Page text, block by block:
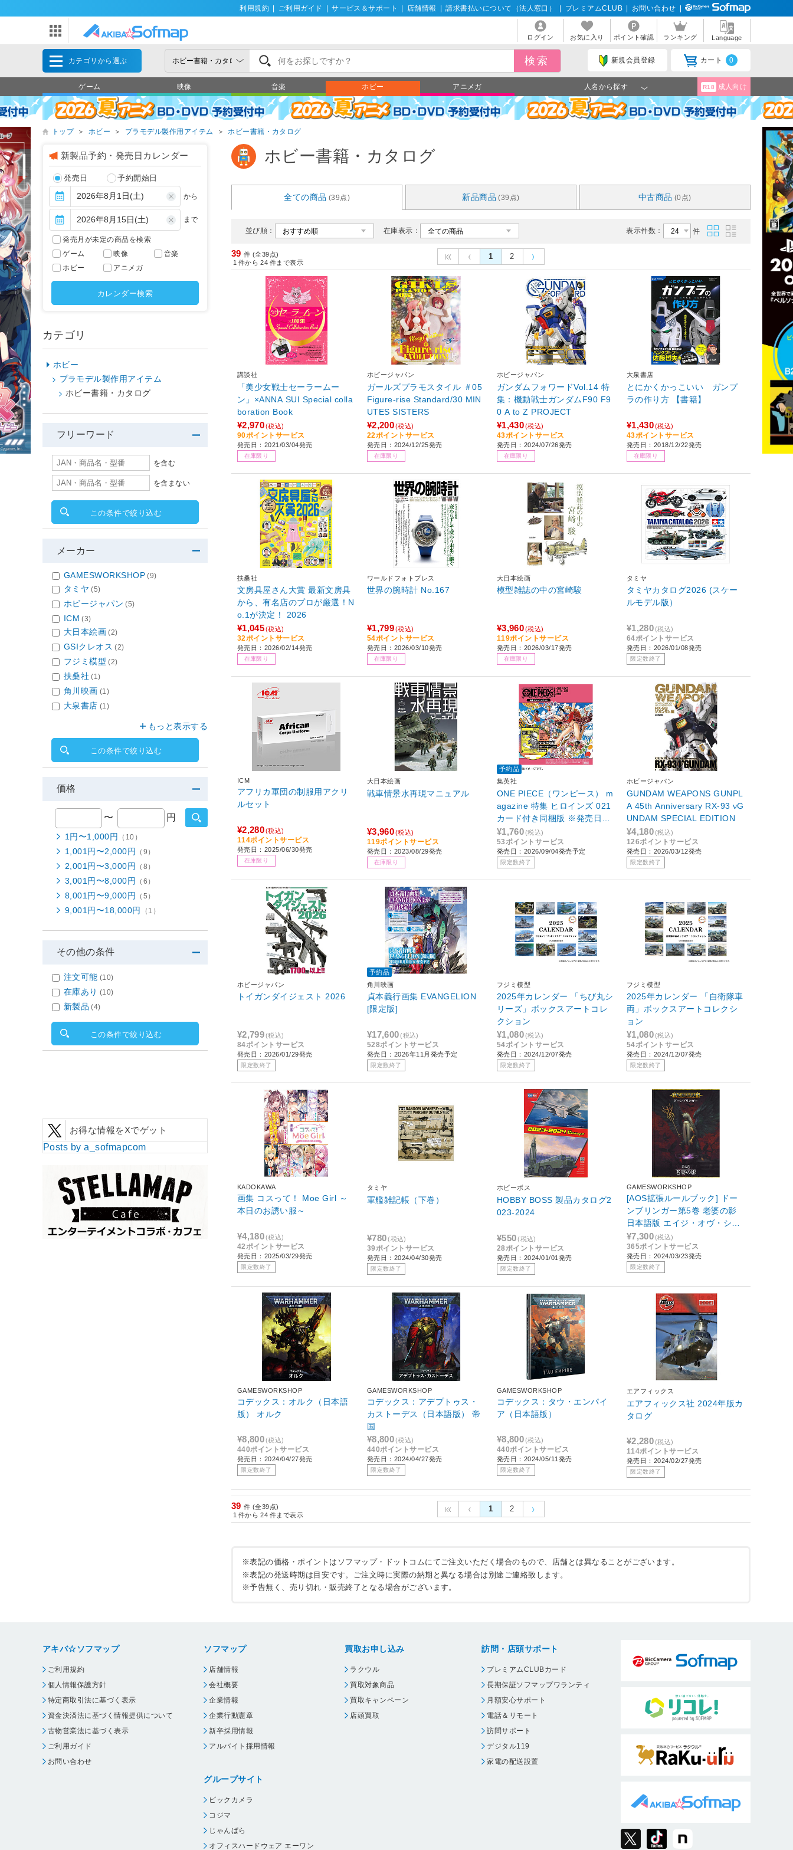
利用規約 ご利用ガイド サービス＆サポート 店舗情報 請求書払いについて（法人窓口） プレミアムCLUB お問い合わせ
ログイン お気に入り ポイント確認 ランキング Language
カテゴリから選ぶ 新規会員登録 カート 0
ゲーム 映像 音楽 ホビー アニメガ 人名から探す R18 成人向け
トップ ＞ ホビー ＞ プラモデル製作用アイテム ＞ ホビー書籍・カタログ
ホビー書籍・カタログ
全ての商品 (39点) 新品商品 (39点) 中古商品 (0点)
並び順： 在庫表示： 表示件数： 件
39 件 (全39点)
1 件から 24 件まで表示
1 2
講談社
「美少女戦士セーラームー
ン」×ANNA SUI Special colla
boration Book
¥2,970(税込)
90ポイントサービス
発売日：2021/03/04発売
在庫限り
ホビージャパン
ガールズプラモスタイル ＃05
Figure-rise Standard/30 MIN
UTES SISTERS
¥2,200(税込)
22ポイントサービス
発売日：2024/12/25発売
在庫限り
ホビージャパン
ガンダムフォワードVol.14 特
集：機動戦士ガンダムF90 F9
0 A to Z PROJECT
¥1,430(税込)
43ポイントサービス
発売日：2024/07/26発売
在庫限り
大泉書店
とにかくかっこいい ガンプ
ラの作り方 【書籍】
¥1,430(税込)
43ポイントサービス
発売日：2018/12/22発売
在庫限り
扶桑社
文房具屋さん大賞 最新文房具
から、有名店のプロが厳選！N
o.1が決定！ 2026
¥1,045(税込)
32ポイントサービス
発売日：2026/02/14発売
在庫限り
ワールドフォトプレス
世界の腕時計 No.167
¥1,799(税込)
54ポイントサービス
発売日：2026/03/10発売
在庫限り
大日本絵画
模型雑誌の中の宮崎駿
¥3,960(税込)
119ポイントサービス
発売日：2026/03/17発売
在庫限り
タミヤ
タミヤカタログ2026 (スケー
ルモデル版）
¥1,280(税込)
64ポイントサービス
発売日：2026/01/08発売
限定数終了
ICM
アフリカ軍団の制服用アクリ
ルセット
¥2,280(税込)
114ポイントサービス
発売日：2025/06/30発売
在庫限り
大日本絵画
戦車情景水再現マニュアル
¥3,960(税込)
119ポイントサービス
発売日：2023/08/29発売
在庫限り
予約品
集英社
ONE PIECE（ワンピース） m
agazine 特集 ヒロインズ 021
カード付き同梱版 ※発売日以
降のお届け
¥1,760(税込)
53ポイントサービス
発売日：2026/09/04発売予定
限定数終了
ホビージャパン
GUNDAM WEAPONS GUNPL
A 45th Anniversary RX-93 νG
UNDAM SPECIAL EDITION
¥4,180(税込)
126ポイントサービス
発売日：2026/03/12発売
限定数終了
ホビージャパン
トイガンダイジェスト 2026
¥2,799(税込)
84ポイントサービス
発売日：2026/01/29発売
限定数終了
予約品
角川映画
貞本義行画集 EVANGELION
[限定版]
¥17,600(税込)
528ポイントサービス
発売日：2026年11月発売予定
限定数終了
フジミ模型
2025年カレンダー 「ちび丸シ
リーズ」ボックスアートコレ
クション
¥1,080(税込)
54ポイントサービス
発売日：2024/12/07発売
限定数終了
フジミ模型
2025年カレンダー 「自衛隊車
両」ボックスアートコレクシ
ョン
¥1,080(税込)
54ポイントサービス
発売日：2024/12/07発売
限定数終了
KADOKAWA
画集 コスって！ Moe Girl ～
本日のお誘い服～
¥4,180(税込)
42ポイントサービス
発売日：2025/03/29発売
限定数終了
タミヤ
軍艦雑記帳（下巻）
¥780 (税込)
39ポイントサービス
発売日：2024/04/30発売
限定数終了
ホビーボス
HOBBY BOSS 製品カタログ2
023-2024
¥550 (税込)
28ポイントサービス
発売日：2024/01/01発売
限定数終了
GAMESWORKSHOP
[AOS拡張ルールブック] ドー
ンブリンガー第5巻 老婆の影
日本語版 エイジ・オヴ・シグ
マー
¥7,300(税込)
365ポイントサービス
発売日：2024/03/23発売
限定数終了
GAMESWORKSHOP
コデックス：オルク（日本語
版） オルク
¥8,800(税込)
440ポイントサービス
発売日：2024/04/27発売
限定数終了
GAMESWORKSHOP
コデックス：アデプトゥス・
カストーデス（日本語版） 帝
国
¥8,800(税込)
440ポイントサービス
発売日：2024/04/27発売
限定数終了
GAMESWORKSHOP
コデックス：タウ・エンパイ
ア（日本語版）
¥8,800(税込)
440ポイントサービス
発売日：2024/05/11発売
限定数終了
エアフィックス
エアフィックス社 2024年版カ
タログ
¥2,280(税込)
114ポイントサービス
発売日：2024/02/27発売
限定数終了
39 件 (全39点)
1 件から 24 件まで表示
1 2
※表記の価格・ポイントはソフマップ・ドットコムにてご注文いただく場合のもので、店舗とは異なることがございます。
※表記の発送時期は目安です。ご注文時に実際の納期と異なる場合は別途ご連絡致します。
※予告無く、売り切れ・販売終了となる場合がございます。
新製品予約・発売日カレンダー
発売日 予約開始日
から
まで
発売月が未定の商品を検索
ゲーム
映像
音楽
ホビー
アニメガ
カレンダー検索
カテゴリ
ホビー
プラモデル製作用アイテム
ホビー書籍・カタログ
フリーワード
を含む
を含まない
この条件で絞り込む
メーカー
GAMESWORKSHOP (9)
タミヤ (5)
ホビージャパン (5)
ICM (3)
大日本絵画 (2)
GSIクレオス (2)
フジミ模型 (2)
扶桑社 (1)
角川映画 (1)
大泉書店 (1)
もっと表示する
この条件で絞り込む
価格
〜 円
1円〜1,000円 （10）
1,001円〜2,000円 （9）
2,001円〜3,000円 （8）
3,001円〜8,000円 （6）
8,001円〜9,000円 （5）
9,001円〜18,000円 （1）
その他の条件
注文可能 (10)
在庫あり (10)
新製品 (4)
この条件で絞り込む
お得な情報をXでゲット
Posts by a_sofmapcom
アキバ☆ソフマップ
ご利用規約
個人情報保護方針
特定商取引法に基づく表示
資金決済法に基づく情報提供について
古物営業法に基づく表示
ご利用ガイド
お問い合わせ
ソフマップ
店舗情報
会社概要
企業情報
企業行動憲章
新卒採用情報
アルバイト採用情報
グループサイト
ビックカメラ
コジマ
じゃんぱら
オフィスハードウェア エーワン
買取お申し込み
ラクウル
買取対象商品
買取キャンペーン
店頭買取
訪問・店頭サポート
プレミアムCLUBカード
長期保証ソフマップワランティ
月額安心サポート
電話＆リモート
訪問サポート
デジタル119
家電の配送設置